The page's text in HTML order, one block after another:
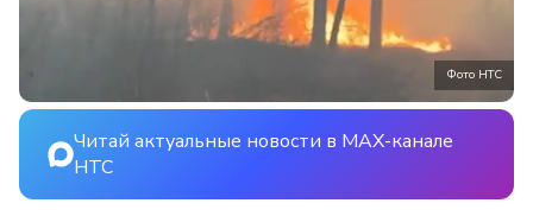
Фото НТС
Читай актуальные новости в MAX-канале
НТС